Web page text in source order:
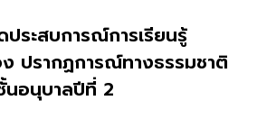
ประสบการณ์การเรียนรู้
ปรากฏการณ์ทางธรรมชาติ
นอนุบาลปีที่ 2